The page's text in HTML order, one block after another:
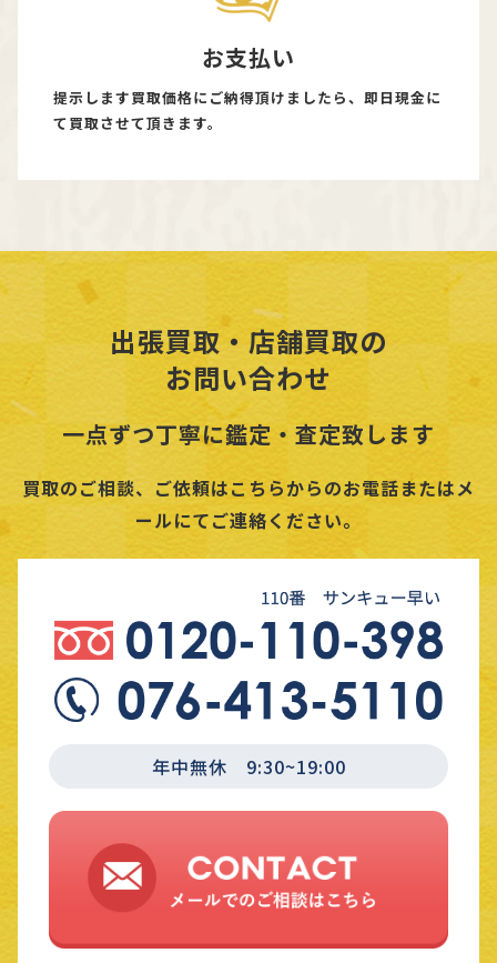
お支払い
提示します買取価格にご納得頂けましたら、即日現金に
て買取させて頂きます。
出張買取・店舗買取の
お問い合わせ
一点ずつ丁寧に鑑定・査定致します
買取のご相談、ご依頼はこちらからのお電話またはメ
ールにてご連絡ください。
年中無休 9:30~19:00